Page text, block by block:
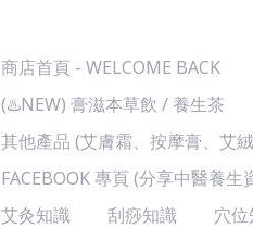
商店首頁 - WELCOME BACK
(♨️NEW) 膏滋本草飲 / 養生茶
其他產品 (艾膚霜、按摩膏、艾
FACEBOOK 專頁 (分享中醫養生
艾灸知識
刮痧知識 穴